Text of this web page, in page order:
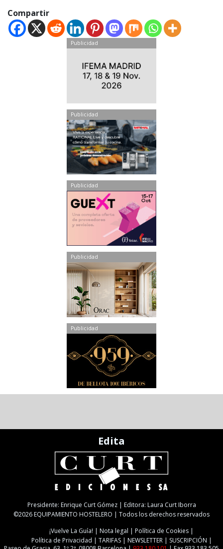
Compartir
Publicidad
Publicidad
Publicidad
Publicidad
Publicidad
Edita
Presidente: Enrique Curt Gómez | Editora: Laura Curt Iborra
©2026 EQUIPAMIENTO HOSTELERO | Todos los derechos reservados
¡Vuelve La Guía!
Nota legal
Política de Cookies
Política de Privacidad
TARIFAS NEWSLETTER
SUSCRIPCIÓN